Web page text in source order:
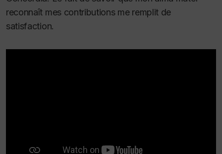
reconnaît mes contributions me remplit de
satisfaction.